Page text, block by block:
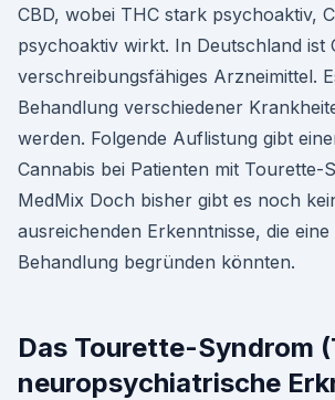
CBD, wobei THC stark psychoaktiv,
psychoaktiv wirkt. In Deutschland ist
verschreibungsfähiges Arzneimittel.
Behandlung verschiedener
werden. Folgende Auflistung gibt
Cannabis bei Patienten mit Tourette-
MedMix Doch bisher gibt es noch
ausreichenden Erkenntnisse, die eine
Behandlung begründen könnten.
Das Tourette-Syndrom
neuropsychiatrische